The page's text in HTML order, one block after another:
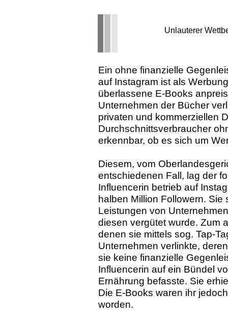
Unlauterer
Ein ohne finanzielle
auf Instagram ist als
überlassene E-Books
Unternehmen der Bücher
privaten und kommerziellen
Durchschnittsverbraucher
erkennbar, ob es sich um
Diesem, vom
entschiedenen Fall, lag der
Influencerin betrieb auf
halben Million Followern.
Leistungen von
diesen vergütet wurde. Zum
denen sie mittels sog. Tap-
Unternehmen verlinkte,
sie keine finanzielle
Influencerin auf ein Bündel
Ernährung befasste. Sie
Die E-Books waren ihr
worden.